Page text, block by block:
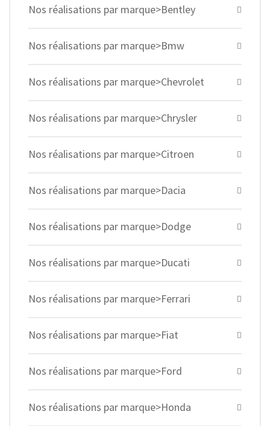
Nos réalisations par marque>Bentley
Nos réalisations par marque>Bmw
Nos réalisations par marque>Chevrolet
Nos réalisations par marque>Chrysler
Nos réalisations par marque>Citroen
Nos réalisations par marque>Dacia
Nos réalisations par marque>Dodge
Nos réalisations par marque>Ducati
Nos réalisations par marque>Ferrari
Nos réalisations par marque>Fiat
Nos réalisations par marque>Ford
Nos réalisations par marque>Honda